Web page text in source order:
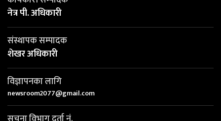
नेत्र पी. अधिकारी
संस्थापक सम्पादक
शेखर अधिकारी
विज्ञापनका लागि
newsroom2077@gmail.com